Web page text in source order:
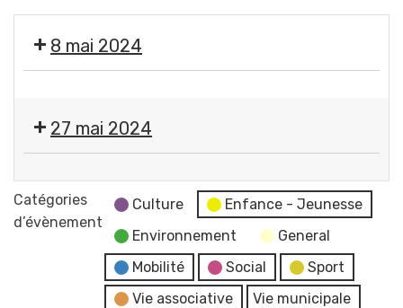
8 mai 2024
commémorative
de
la
Victoire
du
27 mai 2024
Réunion
du
Catégories
d’évènement
Culture
Enfance - Jeunesse
Environnement
General
Mobilité
Social
Sport
Vie associative
Vie municipale